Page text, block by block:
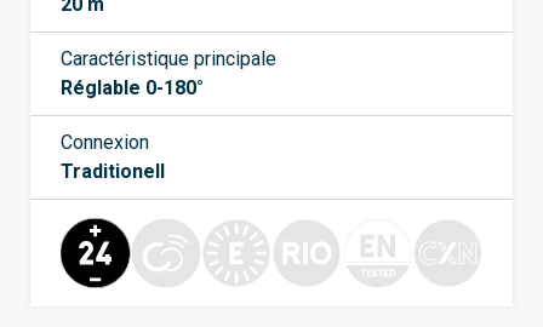
Caractéristique principale
Réglable 0-180°
Connexion
Traditionell